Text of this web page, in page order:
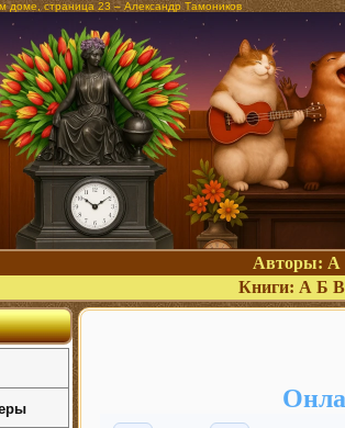
доме, страница 23 – Александр Тамоников
Авторы: А
Книги: А Б В